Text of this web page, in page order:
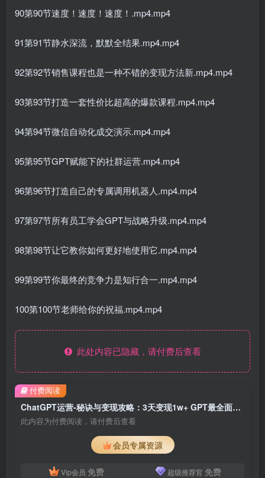
90第90节速度！速度！速度！.mp4.mp4
91第91节静水深流，默默全结果.mp4.mp4
92第92节销售课程也是一种不错的变现方法新.mp4.mp4
93第93节打造一套性价比超高的爆款课程.mp4.mp4
94第94节微信自动化成交演示.mp4.mp4
95第95节GPT赋能下的社群运营.mp4.mp4
96第96节打造自己的专属调用机器人.mp4.mp4
97第97节所有员工学会GPT与战略升级.mp4.mp4
98第98节让它教你如何更好地使用它.mp4.mp4
99第99节你最终的竞争力是知行合一.mp4.mp4
100第100节老师给你的祝福.mp4.mp4
此处内容已隐藏，请付费后查看
ChatGPT运营-秘诀与变现攻略：3天变现1w+ GPT最全面的实用教程（100节课）
此内容为付费阅读，请付费后查看
会员专属资源
Vip会员 免费 超级推荐官 免费
付费阅读